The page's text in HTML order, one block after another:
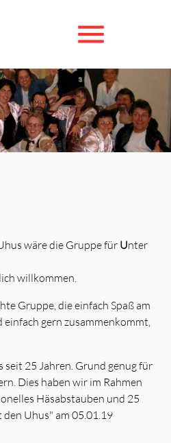
menu
SUCHEN
wäre die Gruppe für Unter
willkommen.
Gruppe, die einfach Spaß am
einfach gern zusammenkommt,
25 Jahren. Grund genug für
Dies haben wir im Rahmen
Häsabstauben und 25
den Uhus" am 05.01.19